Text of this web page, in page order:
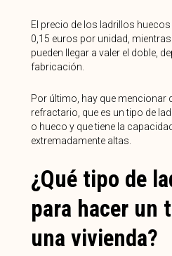
El precio de los ladrillos huecos
0,15 euros por unidad,
pueden llegar a valer el doble,
fabricación.
Por último, hay que mencionar
refractario, que es un tipo de
o hueco y que tiene la
extremadamente altas.
¿Qué tipo de
para hacer un
una vivienda?